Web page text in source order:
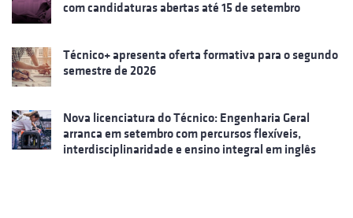
com candidaturas abertas até 15 de setembro
Técnico+ apresenta oferta formativa para o segundo
semestre de 2026
Nova licenciatura do Técnico: Engenharia Geral
arranca em setembro com percursos flexíveis,
interdisciplinaridade e ensino integral em inglês